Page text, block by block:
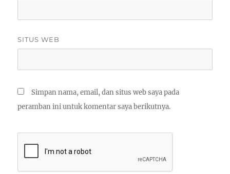
SITUS WEB
Simpan nama, email, dan situs web saya pada
peramban ini untuk komentar saya berikutnya.